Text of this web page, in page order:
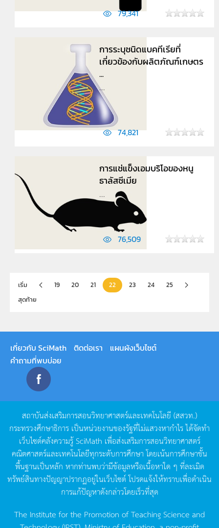
79,341
การระบุชนิดแบคทีเรียที่
เกี่ยวข้องกับผลิตภัณฑ์เกษตร
...
...
74,821
การแช่แข็งเอมบริโอของหนู
ธาลัสซีเมีย
...
76,509
เริ่ม 19 20 21 22 23 24
25
สุดท้าย
เกี่ยวกับ SciMath ติดต่อเรา
แผนผังเว็บไซต์
คำถามที่พบบ่อย
สถาบันส่งเสริมการสอนวิทยาศาสตร์และเทคโนโลยี (สสวท.)
กระทรวงศึกษาธิการ เป็นหน่วยงานของรัฐที่ไม่แสวงหากำไรได้จัดทำ
เว็บไซต์คลังความรู้SciMath เพื่อส่งเสริมการสอนวิทยาศาสตร์
คณิตศาสตร์และเทคโนโลยีทุกระดับการศึกษา โดยเน้นการศึกษาขั้น
พื้นฐานเป็นหลัก หากท่านพบว่ามีข้อมูลหรือเนื้อหาใด ๆ ที่ละเมิด
ทรัพย์สินทางปัญญาปรากฏอยู่ในเว็บไซต์โปรดแจ้งให้ทราบเพื่อดำเนิน
การแก้ปัญหาดังกล่าวโดยเร็วที่สุด
The Institute for the Promotion of Teaching Science and